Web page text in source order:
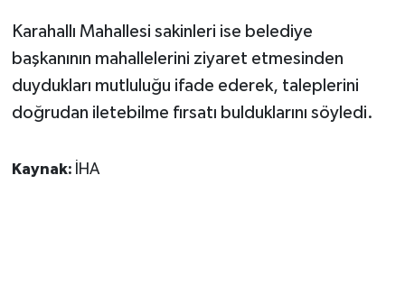
Karahallı Mahallesi sakinleri ise belediye
başkanının mahallelerini ziyaret etmesinden
duydukları mutluluğu ifade ederek, taleplerini
doğrudan iletebilme fırsatı bulduklarını söyledi.
Kaynak: İHA